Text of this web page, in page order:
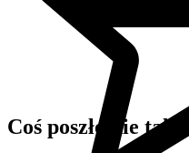
Coś poszło nie tak